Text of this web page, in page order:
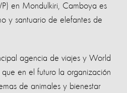
en Mondulkiri, Camboya es
y santuario de elefantes de
agencia de viajes y World
en el futuro la organización
de animales y bienestar